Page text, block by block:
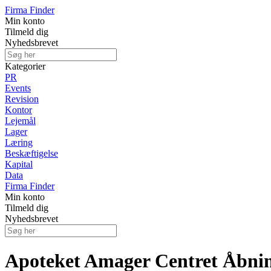
Firma Finder
Min konto
Tilmeld dig
Nyhedsbrevet
Kategorier
PR
Events
Revision
Kontor
Lejemål
Lager
Læring
Beskæftigelse
Kapital
Data
Firma Finder
Min konto
Tilmeld dig
Nyhedsbrevet
Apoteket Amager Centret